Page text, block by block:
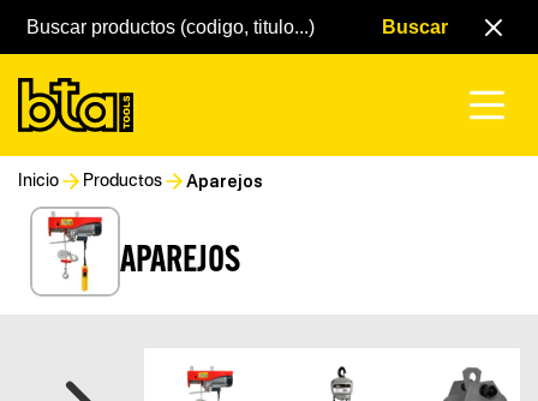
Inicio Productos Aparejos
APAREJOS